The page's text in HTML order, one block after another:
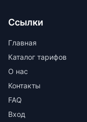
Ссылки
Главная
Каталог тарифов
О нас
Контакты
FAQ
Вход